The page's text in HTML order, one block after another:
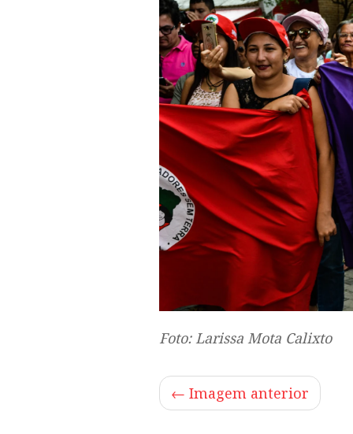
Foto: Larissa Mota Calixto
← Imagem anterior